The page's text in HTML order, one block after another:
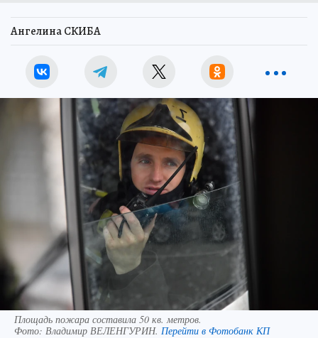
Ангелина СКИБА
Площадь пожара составила 50 кв. метров.
Фото: Владимир ВЕЛЕНГУРИН. Перейти в Фотобанк КП